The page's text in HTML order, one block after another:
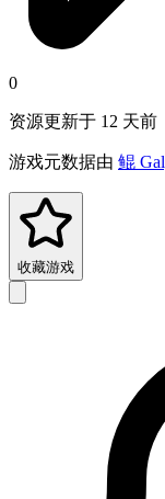
0
资源更新于 12 天前
游戏元数据由 鲲
收藏游戏